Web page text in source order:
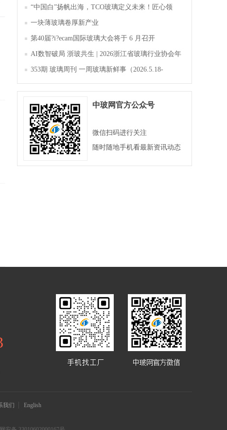
“中国白”扬帆出海，TCO玻璃定义未来！匠心领
航，淄博新材料产业聚势成峰
一块薄玻璃卷厚新产业
第40届?i?ecam国际玻璃大会将于 6 月召开
AI数智破局 浙玻共生 | 2026浙江省玻璃行业协会年
会暨第四届四次会员大会成功举办
353期 玻璃周刊 一周玻璃新鲜事（2026.5.18-
2026.5.23）
中玻网官方公众号
微信扫码进行关注
随时随地手机看最新资讯动态
我们
English